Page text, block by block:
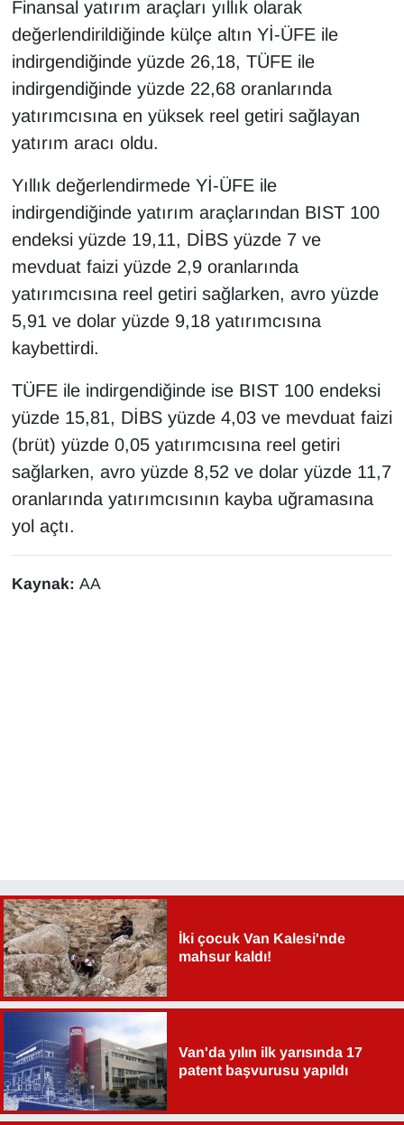
Finansal yatırım araçları yıllık olarak
değerlendirildiğinde külçe altın Yİ-ÜFE ile
indirgendiğinde yüzde 26,18, TÜFE ile
indirgendiğinde yüzde 22,68 oranlarında
yatırımcısına en yüksek reel getiri sağlayan
yatırım aracı oldu.
Yıllık değerlendirmede Yİ-ÜFE ile
indirgendiğinde yatırım araçlarından BIST 100
endeksi yüzde 19,11, DİBS yüzde 7 ve
mevduat faizi yüzde 2,9 oranlarında
yatırımcısına reel getiri sağlarken, avro yüzde
5,91 ve dolar yüzde 9,18 yatırımcısına
kaybettirdi.
TÜFE ile indirgendiğinde ise BIST 100 endeksi
yüzde 15,81, DİBS yüzde 4,03 ve mevduat faizi
(brüt) yüzde 0,05 yatırımcısına reel getiri
sağlarken, avro yüzde 8,52 ve dolar yüzde 11,7
oranlarında yatırımcısının kayba uğramasına
yol açtı.
Kaynak: AA
İki çocuk Van Kalesi'nde
mahsur kaldı!
Van'da yılın ilk yarısında 17
patent başvurusu yapıldı